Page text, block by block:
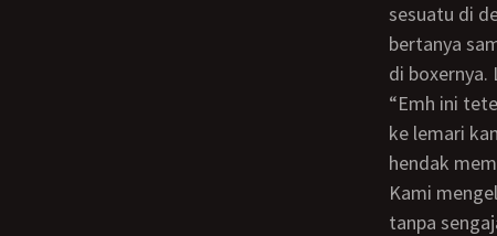
sesuatu di
bertanya
di boxernya.
“Emh ini teteh lagi nyari baju teteh yang tadi distrika gak ada, siapa tahu kemasukkin
ke lemari
hendak
Kami mengeluarkan beberapa tumpukan baju. Lalu sikunya menyenggol payudara ku
tanpa